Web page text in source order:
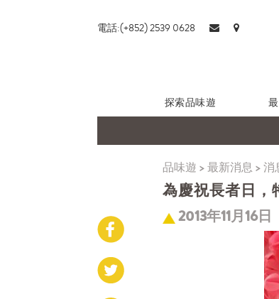
電話:(+852) 2539 0628
探索品味遊
品味遊 >最新消息>消
為慶祝長者日，
2013年11月16日